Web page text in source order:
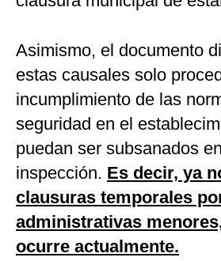
Asimismo, el documento
estas causales solo
incumplimiento de las
seguridad en el
puedan ser subsanados
inspección. Es decir, ya
clausuras temporales
administrativas
ocurre actualmente.